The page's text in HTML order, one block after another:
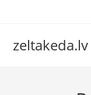
zeltakeda.lv